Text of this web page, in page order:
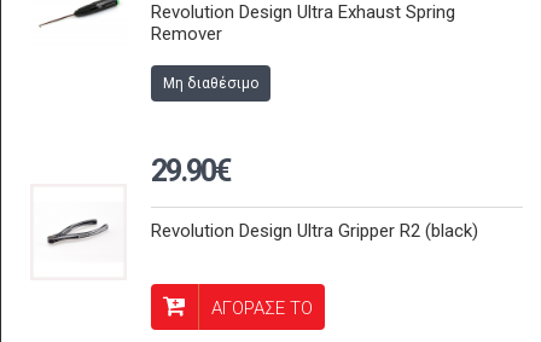
Revolution Design Ultra Exhaust Spring
Remover
Μη διαθέσιμο
29.90€
Revolution Design Ultra Gripper R2 (black)
ΑΓΟΡΑΣΕ ΤΟ